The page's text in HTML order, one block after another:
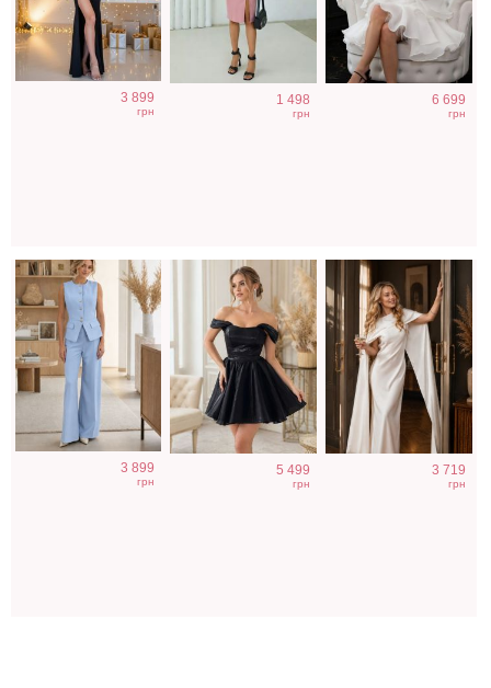
3 899
грн
1 498
грн
6 699
грн
Нарядный
голубой костюм
3 899
грн
Короткое черное
нарядное
короткое платье
5 499
грн
Вечернее платье
молочного цвета
3 719
грн